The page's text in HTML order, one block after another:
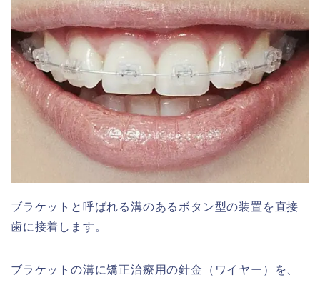
ブラケットと呼ばれる溝のあるボタン型の装置を直接
歯に接着します。
ブラケットの溝に矯正治療用の針金（ワイヤー）を、